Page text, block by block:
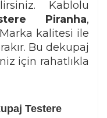
Kablolu
Piranha,
kalitesi ile
Bu dekupaj
için rahatlıkla
Testere